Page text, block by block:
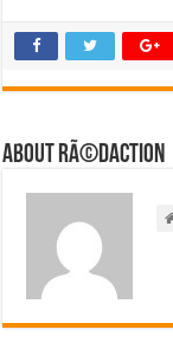
About RÃ©daction